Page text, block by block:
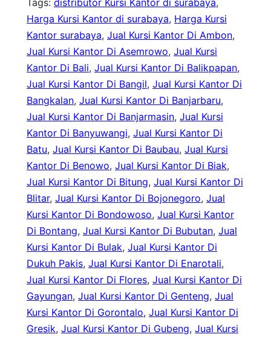
Harga Kursi Kantor di surabaya, Harga Kursi
Kantor surabaya, Jual Kursi Kantor Di Ambon
Jual Kursi Kantor Di Asemrowo, Jual Kursi
Kantor Di Bali, Jual Kursi Kantor Di Balikpapan
Jual Kursi Kantor Di Bangil, Jual Kursi Kantor Di
Bangkalan, Jual Kursi Kantor Di Banjarbaru
Jual Kursi Kantor Di Banjarmasin, Jual Kursi
Kantor Di Banyuwangi, Jual Kursi Kantor Di
Batu, Jual Kursi Kantor Di Baubau, Jual Kursi
Kantor Di Benowo, Jual Kursi Kantor Di Biak
Jual Kursi Kantor Di Bitung, Jual Kursi Kantor Di
Blitar, Jual Kursi Kantor Di Bojonegoro, Jual
Kursi Kantor Di Bondowoso, Jual Kursi Kantor
Di Bontang, Jual Kursi Kantor Di Bubutan, Jual
Kursi Kantor Di Bulak, Jual Kursi Kantor Di
Dukuh Pakis, Jual Kursi Kantor Di Enarotali
Jual Kursi Kantor Di Flores, Jual Kursi Kantor Di
Gayungan, Jual Kursi Kantor Di Genteng, Jual
Kursi Kantor Di Gorontalo, Jual Kursi Kantor Di
Gresik, Jual Kursi Kantor Di Gubeng, Jual Kursi